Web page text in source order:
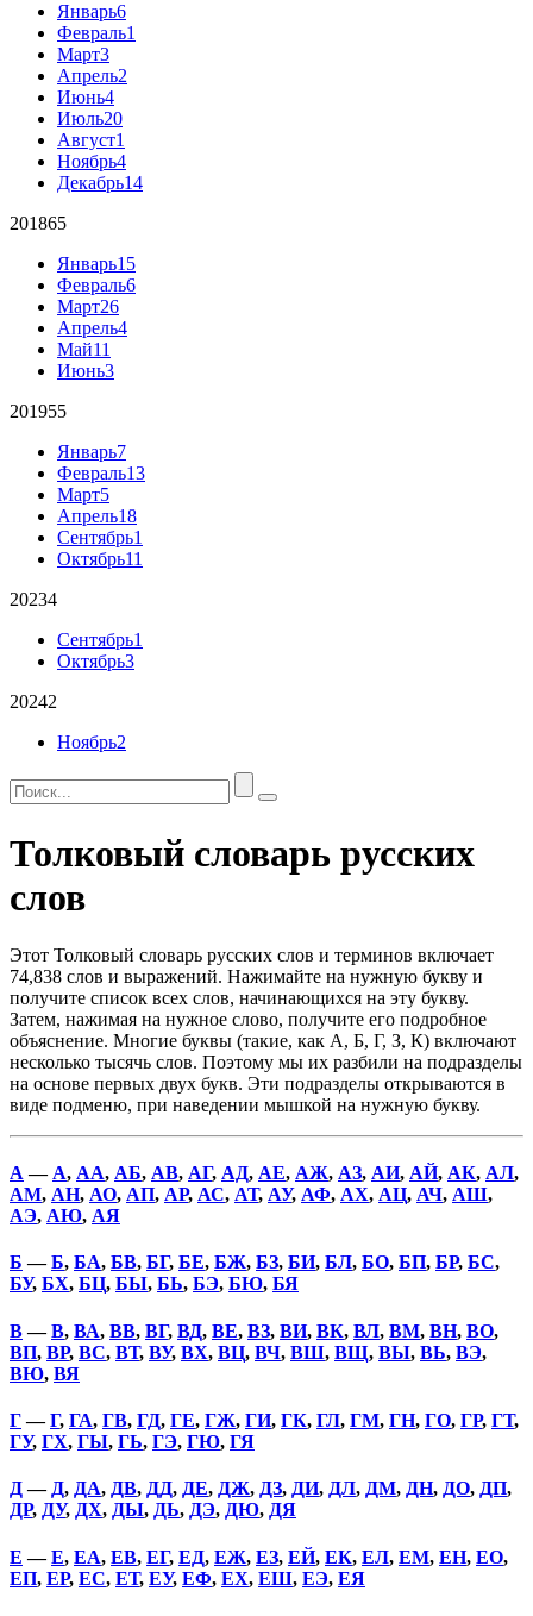
Январь6
Февраль1
Март3
Апрель2
Июнь4
Июль20
Август1
Ноябрь4
Декабрь14
201865
Январь15
Февраль6
Март26
Апрель4
Май11
Июнь3
201955
Январь7
Февраль13
Март5
Апрель18
Сентябрь1
Октябрь11
20234
Сентябрь1
Октябрь3
20242
Ноябрь2
Толковый словарь русских
слов
Этот Толковый словарь русских слов и терминов включает
74,838 слов и выражений. Нажимайте на нужную букву и
получите список всех слов, начинающихся на эту букву.
Затем, нажимая на нужное слово, получите его подробное
объяснение. Многие буквы (такие, как А, Б, Г, З, К) включают
несколько тысячь слов. Поэтому мы их разбили на подразделы
на основе первых двух букв. Эти подразделы открываются в
виде подменю, при наведении мышкой на нужную букву.
А — А, АА, АБ, АВ, АГ, АД, АЕ, АЖ, АЗ, АИ, АЙ, АК, АЛ,
АМ, АН, АО, АП, АР, АС, АТ, АУ, АФ, АХ, АЦ, АЧ, АШ,
АЭ, АЮ, АЯ
Б —Б, БА, БВ, БГ, БЕ, БЖ, БЗ, БИ, БЛ, БО, БП, БР, БС,
БУ, БХ, БЦ, БЫ, БЬ, БЭ, БЮ, БЯ
В—В, ВА, ВВ, ВГ, ВД, ВЕ, ВЗ, ВИ, ВК, ВЛ, ВМ, ВН, ВО,
ВП, ВР, ВС, ВТ, ВУ, ВХ, ВЦ, ВЧ, ВШ, ВЩ, ВЫ, ВЬ, ВЭ,
ВЮ, ВЯ
Г—Г, ГА, ГВ, ГД, ГЕ, ГЖ, ГИ, ГК, ГЛ, ГМ, ГН, ГО, ГР, ГТ,
ГУ, ГХ, ГЫ, ГЬ, ГЭ, ГЮ, ГЯ
Д— Д, ДА, ДВ, ДД, ДЕ, ДЖ, ДЗ, ДИ, ДЛ, ДМ, ДН, ДО, ДП,
ДР, ДУ, ДХ, ДЫ, ДЬ, ДЭ, ДЮ, ДЯ
Е —Е, ЕА, ЕВ, ЕГ, ЕД, ЕЖ, ЕЗ, ЕЙ, ЕК, ЕЛ, ЕМ, ЕН, ЕО,
ЕП, ЕР, ЕС, ЕТ, ЕУ, ЕФ, ЕХ, ЕШ, ЕЭ, ЕЯ